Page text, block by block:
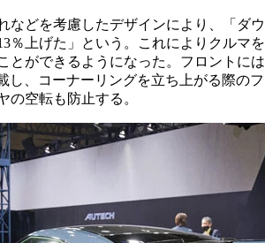
などを考慮したデザインにより、「ダウ
％上げた」という。これによりクルマを
とができるようになった。フロントには
し、コーナーリングを立ち上がる際のフ
の空転も防止する。